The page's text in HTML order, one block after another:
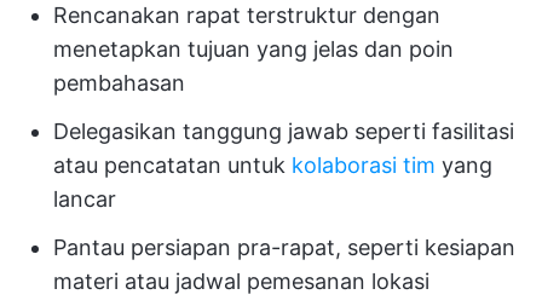
Rencanakan rapat terstruktur dengan
menetapkan tujuan yang jelas dan poin
pembahasan
Delegasikan tanggung jawab seperti fasilitasi
atau pencatatan untuk kolaborasi tim yang
lancar
Pantau persiapan pra-rapat, seperti kesiapan
materi atau jadwal pemesanan lokasi